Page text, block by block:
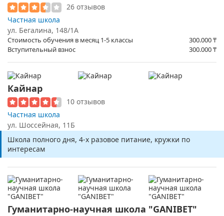
26 отзывов
Частная школа
ул. ​Бегалина, 148/1А
Стоимость обучения в месяц 1-5 классы 300.000₸
Вступительный взнос
300.000₸
Кайнар
10 отзывов
Частная школа
ул. ​Шоссейная, 11Б
Школа полного дня, 4-х разовое питание, кружки по
интересам
Гуманитарно-научная школа "GANIBET"